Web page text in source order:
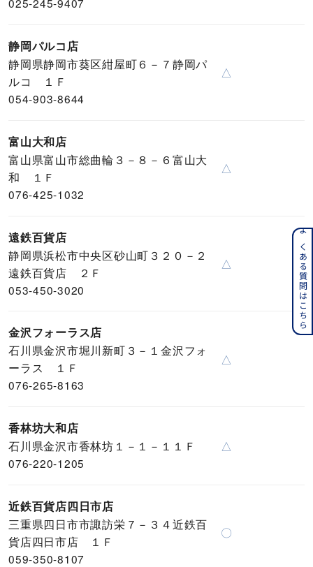
静岡パルコ店
静岡県静岡市葵区紺屋町６－７静岡パ
ルコ １Ｆ
054-903-8644
△
富山大和店
富山県富山市総曲輪３－８－６富山大
和 １Ｆ
076-425-1032
△
遠鉄百貨店
静岡県浜松市中央区砂山町３２０－２
遠鉄百貨店 ２Ｆ
053-450-3020
△
金沢フォーラス店
石川県金沢市堀川新町３－１金沢フォ
ーラス １Ｆ
076-265-8163
△
香林坊大和店
石川県金沢市香林坊１－１－１１Ｆ
076-220-1205
△
近鉄百貨店四日市店
三重県四日市市諏訪栄７－３４近鉄百
貨店四日市店 １Ｆ
059-350-8107
〇
よくある質問はこちら